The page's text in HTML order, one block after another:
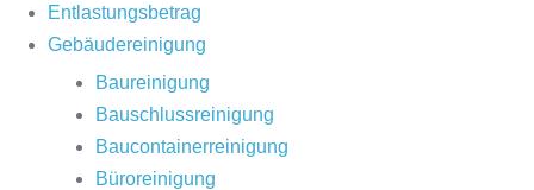
Entlastungsbetrag
Gebäudereinigung
Baureinigung
Bauschlussreinigung
Baucontainerreinigung
Büroreinigung